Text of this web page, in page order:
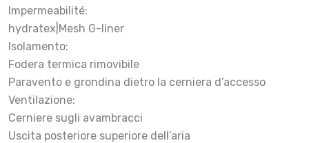
Impermeabilité:
hydratex|Mesh G-liner
Isolamento:
Fodera termica rimovibile
Paravento e grondina dietro la cerniera d’accesso
Ventilazione:
Cerniere sugli avambracci
Uscita posteriore superiore dell’aria